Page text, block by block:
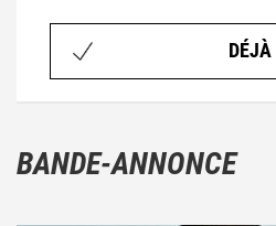
DÉJÀ
BANDE-ANNONCE